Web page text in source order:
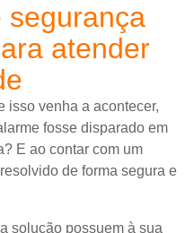
segurança
atender
isso venha a acontecer,
fosse disparado em
E ao contar com um
de forma segura e
solução possuem à sua